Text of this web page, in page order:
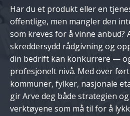
Har du et produkt eller en
offentlige, men mangler den
som kreves for å vinne anbud?
skreddersydd rådgivning og
din bedrift kan konkurrere —
profesjonelt nivå. Med over
kommuner, fylker, nasjonale
gir Arve deg både strategien
verktøyene som må til for å